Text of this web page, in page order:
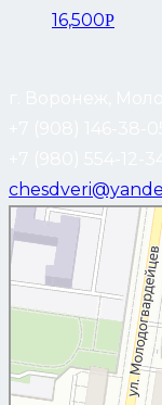
16,500Р
Воронеж
Улица